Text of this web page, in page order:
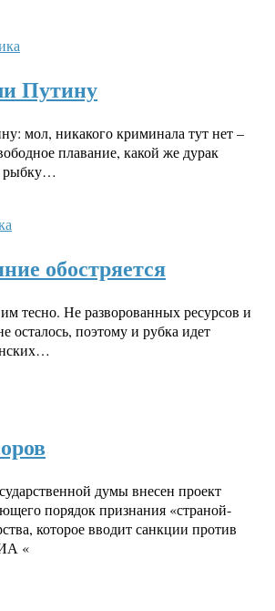
Путину
мол, никакого криминала тут нет –
плавание, какой же дурак
рыбку…
обостряется
тесно. Не разворованных ресурсов и
осталось, поэтому и рубка идет
думы внесен проект
порядок признания «страной-
которое вводит санкции против
«